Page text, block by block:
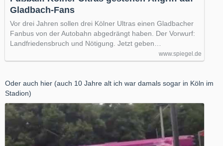
Gladbach-Fans
Vor drei Jahren sollen drei Kölner Ultras einen Gladbacher
Fanbus von der Autobahn abgedrängt haben. Der Vorwurf:
Landfriedensbruch und Nötigung. Jetzt geben…
www.spiegel.de
Oder auch hier (auch 10 Jahre alt ich war damals sogar in Köln im
Stadion)